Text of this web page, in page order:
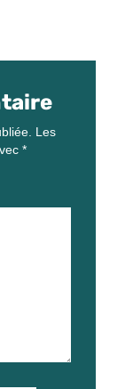
Les
*